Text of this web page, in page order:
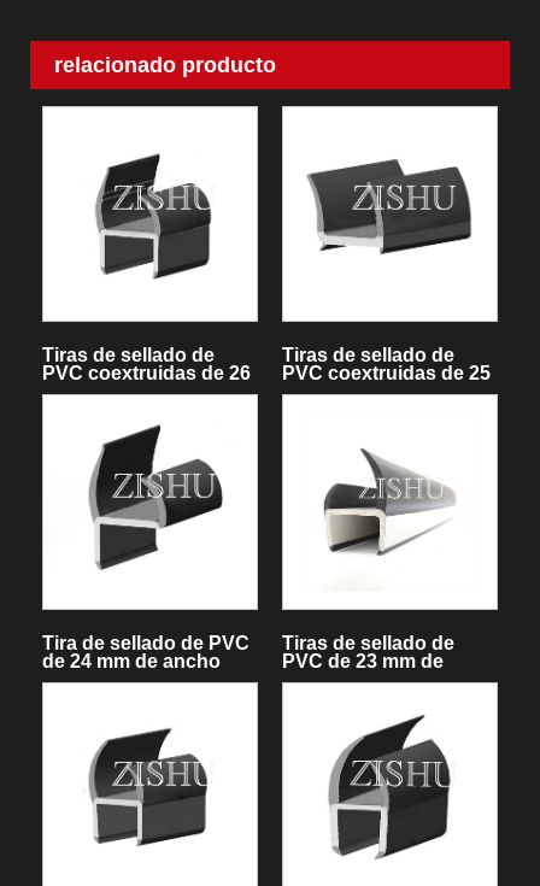
relacionado producto
Tiras de sellado de
PVC coextruidas de 26
mm de ancho ZSSG26
Tiras de sellado de
PVC coextruidas de 25
mm de ancho ZSSG25-
Tira de sellado de PVC
de 24 mm de ancho
ZSSG25
Tiras de sellado de
PVC de 23 mm de
ancho ZSSG23